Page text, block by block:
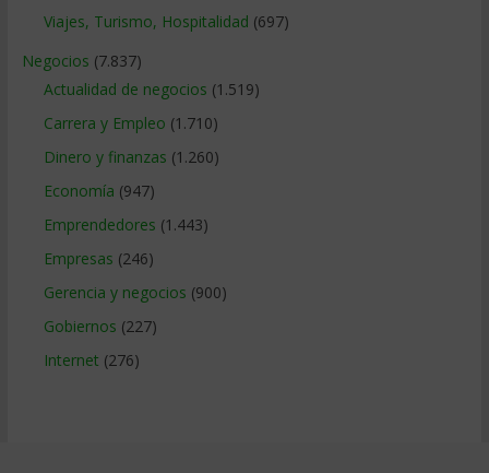
Viajes, Turismo, Hospitalidad (697)
Negocios (7.837)
Actualidad de negocios (1.519)
Carrera y Empleo (1.710)
Dinero y finanzas (1.260)
Economía (947)
Emprendedores (1.443)
Empresas (246)
Gerencia y negocios (900)
Gobiernos (227)
Internet (276)